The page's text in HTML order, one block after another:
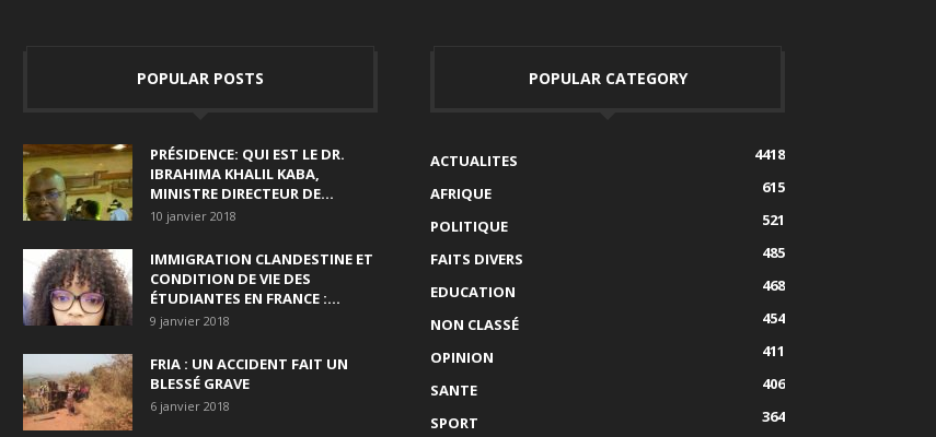
POPULAR POSTS
PRÉSIDENCE: QUI EST LE DR.
IBRAHIMA KHALIL KABA,
MINISTRE DIRECTEUR DE...
10 janvier 2018
IMMIGRATION CLANDESTINE ET
CONDITION DE VIE DES
ÉTUDIANTES EN FRANCE :...
9 janvier 2018
FRIA : UN ACCIDENT FAIT UN
BLESSÉ GRAVE
6 janvier 2018
POPULAR CATEGORY
ACTUALITES
4418
AFRIQUE
615
POLITIQUE
521
FAITS DIVERS
485
EDUCATION
468
NON CLASSÉ
454
OPINION
411
SANTE
406
SPORT
364